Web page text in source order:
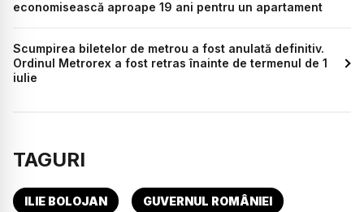
economisească aproape 19 ani pentru un apartament
Scumpirea biletelor de metrou a fost anulată definitiv.
Ordinul Metrorex a fost retras înainte de termenul de 1
iulie
TAGURI
ILIE BOLOJAN GUVERNUL ROMÂNIEI